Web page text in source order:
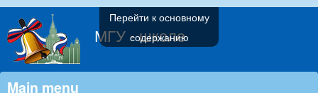
Перейти к основному
содержанию
МГУ - школе
Main menu